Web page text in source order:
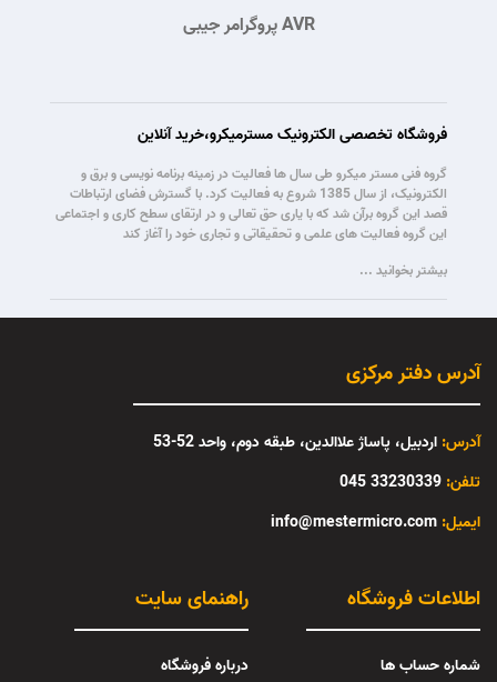
پروگرامر جیبی AVR
فروشگاه تخصصی الکترونیک مسترمیکرو،خرید آنلاین
گروه فنی مستر میکرو طی سال ها فعالیت در زمینه برنامه نویسی و برق و
الکترونیک، از سال 1385 شروع به فعالیت کرد. با گسترش فضای ارتباطات
قصد این گروه برآن شد که با یاری حق تعالی و در ارتقای سطح کاری و اجتماعی
این گروه فعالیت های علمی و تحقیقاتی و تجاری خود را آغاز کند
بیشتر بخوانید ...
آدرس دفتر مرکزی
آدرس: اردبیل، پاساژ علاالدین، طبقه دوم، واحد 52-53
تلفن: 33230339 045
info@mestermicro.com :ایمیل
راهنمای سایت
درباره فروشگاه
اطلاعات فروشگاه
شماره حساب ها